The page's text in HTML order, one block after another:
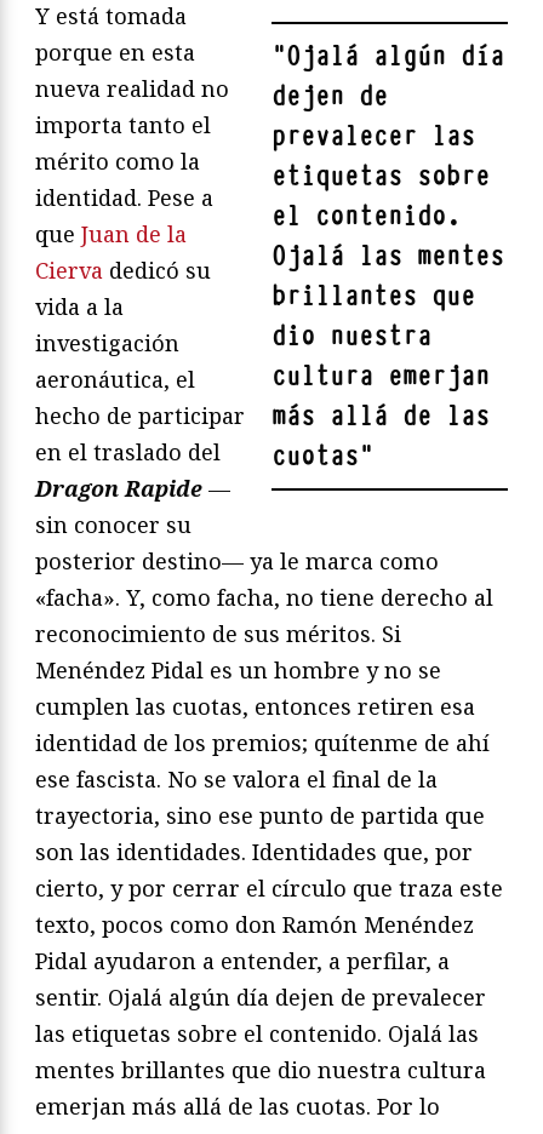
"Ojalá algún día
dejen de
prevalecer las
etiquetas sobre
el contenido.
Ojalá las mentes
brillantes que
dio nuestra
cultura emerjan
más allá de las
cuotas"
Y está tomada
porque en esta
nueva realidad no
importa tanto el
mérito como la
identidad. Pese a
que Juan de la
Cierva dedicó su
vida a la
investigación
aeronáutica, el
hecho de participar
en el traslado del
Dragon Rapide —
sin conocer su
posterior destino— ya le marca como
«facha». Y, como facha, no tiene derecho al
reconocimiento de sus méritos. Si
Menéndez Pidal es un hombre y no se
cumplen las cuotas, entonces retiren esa
identidad de los premios; quítenme de ahí
ese fascista. No se valora el final de la
trayectoria, sino ese punto de partida que
son las identidades. Identidades que, por
cierto, y por cerrar el círculo que traza este
texto, pocos como don Ramón Menéndez
Pidal ayudaron a entender, a perfilar, a
sentir. Ojalá algún día dejen de prevalecer
las etiquetas sobre el contenido. Ojalá las
mentes brillantes que dio nuestra cultura
emerjan más allá de las cuotas. Por lo